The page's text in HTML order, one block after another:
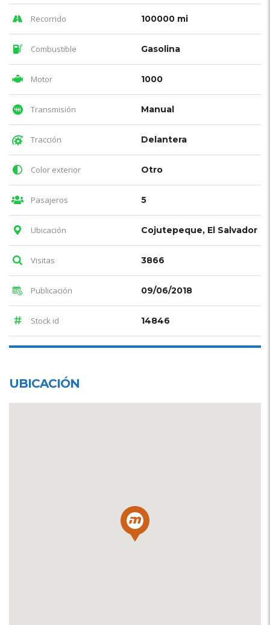
Recorrido 100000 mi
Combustible Gasolina
Motor 1000
Transmisión Manual
Tracción Delantera
Color exterior Otro
Pasajeros 5
Ubicación Cojutepeque, El Salvador
Visitas 3866
Publicación 09/06/2018
Stock id 14846
UBICACIÓN